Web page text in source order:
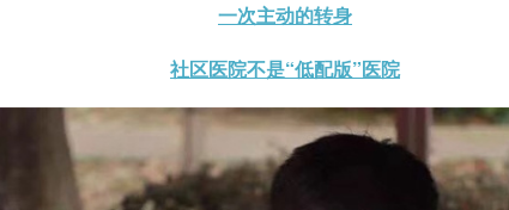
一次主动的转身
社区医院不是“低配版”医院